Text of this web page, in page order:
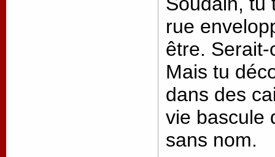
rue
être.
Mais tu
dans des
vie bascule
sans nom.